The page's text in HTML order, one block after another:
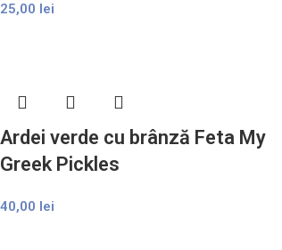
25,00 lei
Ardei verde cu brânză Feta My
Greek Pickles
40,00 lei